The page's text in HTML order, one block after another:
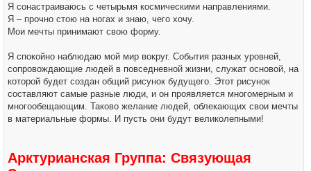
Я сонастраиваюсь с четырьмя космическими направлениями.
Я – прочно стою на ногах и знаю, чего хочу.
Мои мечты принимают свою форму.
Я спокойно наблюдаю мой мир вокруг. События разных уровней,
сопровождающие людей в повседневной жизни, служат основой, на
которой будет создан общий рисунок будущего. Этот рисунок
составляют самые разные люди, и он проявляется многомерным и
многообещающим. Таково желание людей, облекающих свои мечты
в материальные формы. И пусть они будут великолепными!
Арктурианская Группа: Связующая